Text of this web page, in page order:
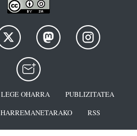
LEGE OHARRA
PUBLIZITATEA
HARREMANETARAKO RSS